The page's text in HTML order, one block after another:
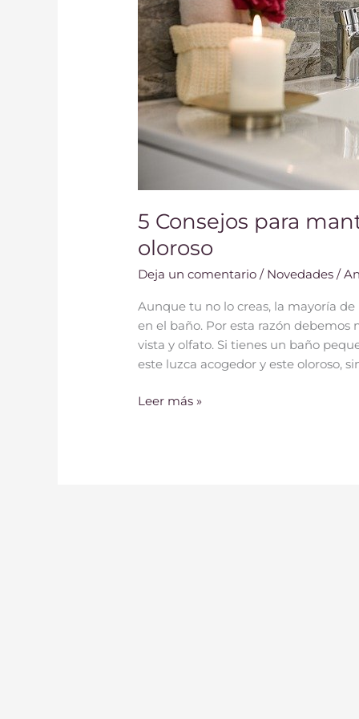
5 Consejos para
oloroso
Deja un comentario / Novedades /
Aunque tu no lo creas, la mayoría
en el baño. Por esta razón debemos
vista y olfato. Si tienes un baño
este luzca acogedor y este oloroso,
oloroso
Leer más »